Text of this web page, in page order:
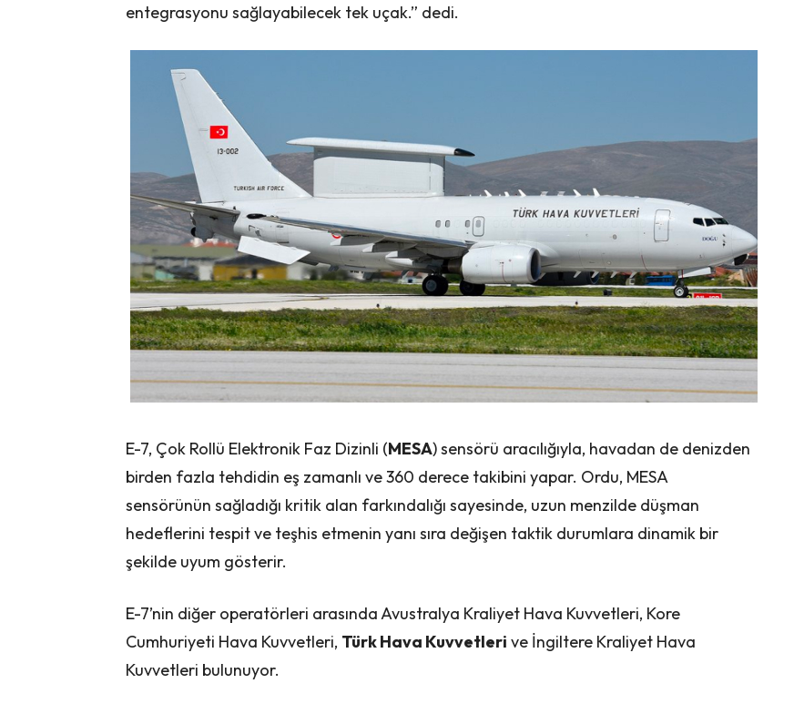
entegrasyonu sağlayabilecek tek uçak.” dedi.
E-7, Çok Rollü Elektronik Faz Dizinli (MESA) sensörü aracılığıyla, havadan de denizden
birden fazla tehdidin eş zamanlı ve 360 derece takibini yapar. Ordu, MESA
sensörünün sağladığı kritik alan farkındalığı sayesinde, uzun menzilde düşman
hedeflerini tespit ve teşhis etmenin yanı sıra değişen taktik durumlara dinamik bir
şekilde uyum gösterir.
E-7’nin diğer operatörleri arasında Avustralya Kraliyet Hava Kuvvetleri, Kore
Cumhuriyeti Hava Kuvvetleri, Türk Hava Kuvvetleri ve İngiltere Kraliyet Hava
Kuvvetleri bulunuyor.